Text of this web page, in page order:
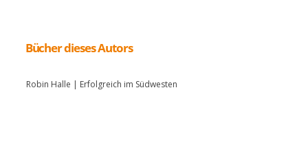
Robin Halle | Erfolgreich im Südwesten
Bücher dieses Autors